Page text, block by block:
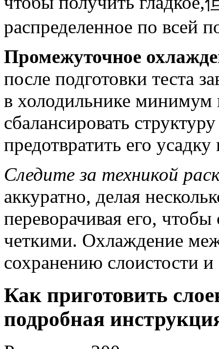
распределенное по всей
Промежуточное
после подготовки теста
в холодильнике
сбалансировать
предотвратить его
Следите за техникой
аккуратно, делая
переворачивая его,
четкими. Охлаждение
сохранению слоистости и
Как приготовить
подробная